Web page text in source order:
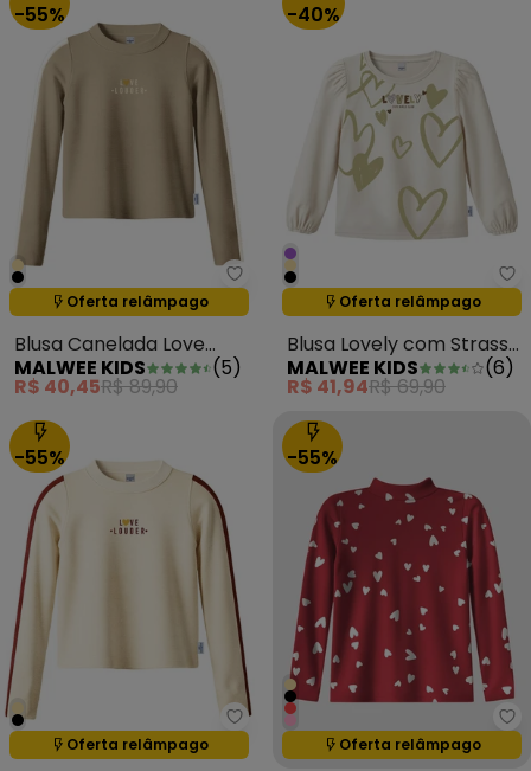
-55%
Malwee Kids - Blusa Canelada
Oferta relâmpago
Termina em:01:23:59
Blusa Canelada Love
Louder Areia
MALWEE KIDS (5)
R$ 40,45R$ 89,90
-40%
Oferta relâmpago
Termina em:01:23:59
Blusa Lovely com Strass
Off White
MALWEE KIDS (6)
R$ 41,94R$ 69,90
-55%
Malwee Kids - Blusa Canelada
Oferta relâmpago
Termina em:01:23:59
-55%
Oferta relâmpago
Termina em:01:23:59